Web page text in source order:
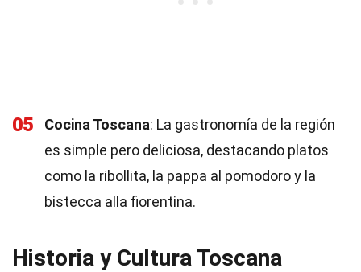
05 Cocina Toscana: La gastronomía de la región
es simple pero deliciosa, destacando platos
como la ribollita, la pappa al pomodoro y la
bistecca alla fiorentina.
Historia y Cultura Toscana